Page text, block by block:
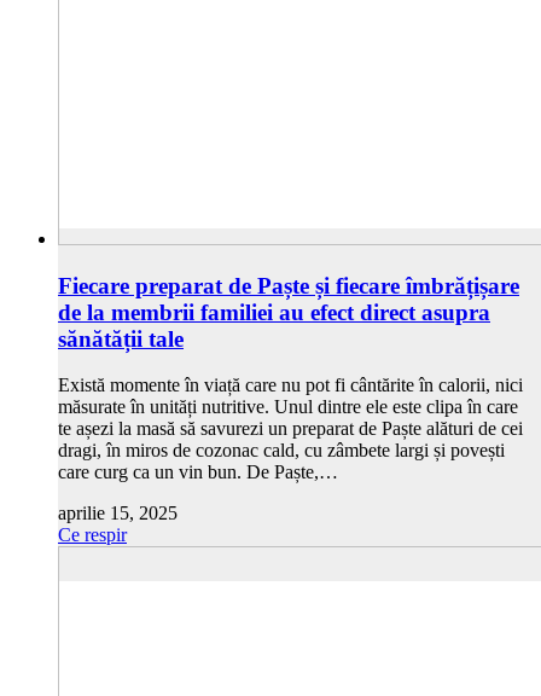
Fiecare preparat de Paște și fiecare îmbrățișare
de la membrii familiei au efect direct asupra
sănătății tale
Există momente în viață care nu pot fi cântărite în calorii, nici
măsurate în unități nutritive. Unul dintre ele este clipa în care
te așezi la masă să savurezi un preparat de Paște alături de cei
dragi, în miros de cozonac cald, cu zâmbete largi și povești
care curg ca un vin bun. De Paște,…
aprilie 15, 2025
Ce respir